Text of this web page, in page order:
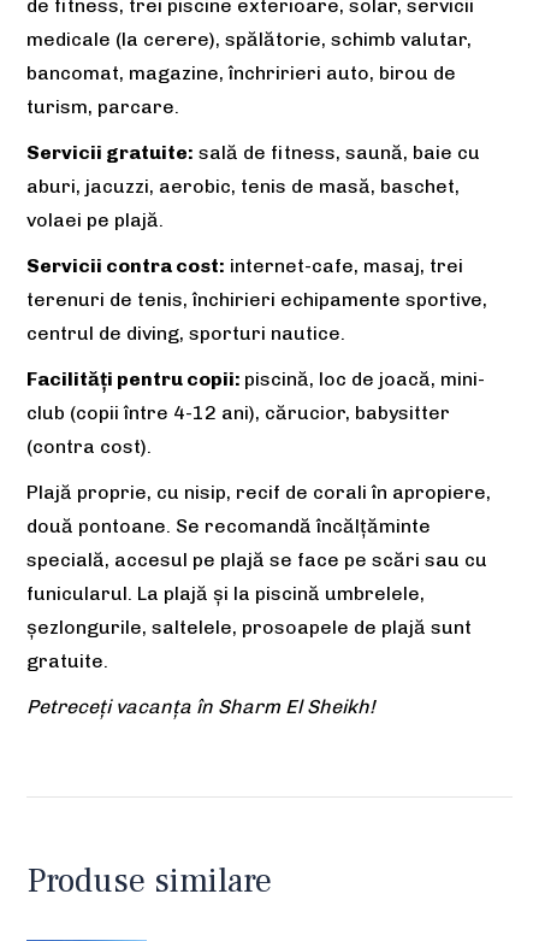
de fitness, trei piscine exterioare, solar, servicii
medicale (la cerere), spălătorie, schimb valutar,
bancomat, magazine, închririeri auto, birou de
turism, parcare.
Servicii gratuite: sală de fitness, saună, baie cu
aburi, jacuzzi, aerobic, tenis de masă, baschet,
volaei pe plajă.
Servicii contra cost: internet-cafe, masaj, trei
terenuri de tenis, închirieri echipamente sportive,
centrul de diving, sporturi nautice.
Facilități pentru copii: piscină, loc de joacă, mini-
club (copii între 4-12 ani), cărucior, babysitter
(contra cost).
Plajă proprie, cu nisip, recif de corali în apropiere,
două pontoane. Se recomandă încălțăminte
specială, accesul pe plajă se face pe scări sau cu
funicularul. La plajă și la piscină umbrelele,
șezlongurile, saltelele, prosoapele de plajă sunt
gratuite.
Petreceți vacanța în Sharm El Sheikh!
Produse similare